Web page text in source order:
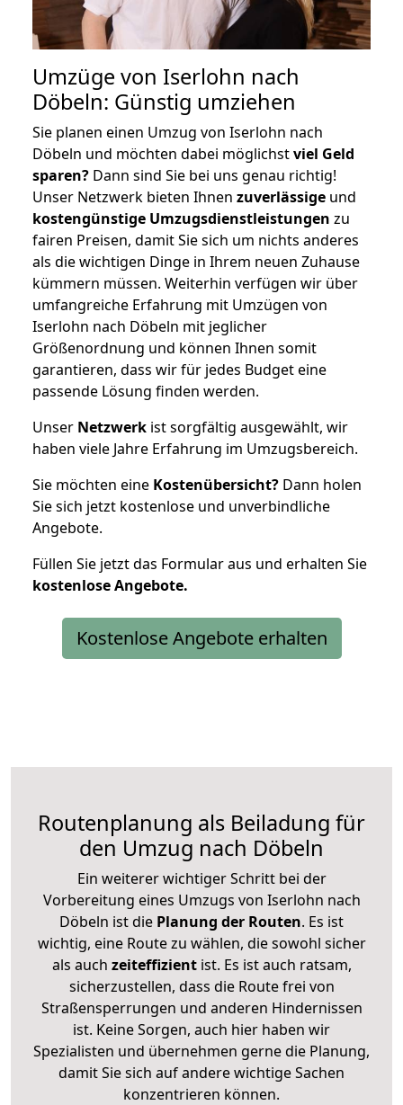
Umzüge von Iserlohn nach
Döbeln: Günstig umziehen
Sie planen einen Umzug von Iserlohn nach
Döbeln und möchten dabei möglichstviel Geld
sparen? Dann sind Sie bei uns genau richtig!
Unser Netzwerk bieten Ihnen zuverlässige und
kostengünstige Umzugsdienstleistungen zu
fairen Preisen, damit Sie sich um nichts anderes
als die wichtigen Dinge in Ihrem neuen Zuhause
kümmern müssen. Weiterhin verfügen wir über
umfangreiche Erfahrung mit Umzügen von
Iserlohn nach Döbeln mit jeglicher
Größenordnung und können Ihnen somit
garantieren, dass wir für jedes Budget eine
passende Lösung finden werden.
Unser Netzwerk ist sorgfältig ausgewählt, wir
haben viele Jahre Erfahrung im Umzugsbereich.
Sie möchten eine Kostenübersicht? Dann holen
Sie sich jetzt kostenlose und unverbindliche
Angebote.
Füllen Sie jetzt das Formular aus und erhalten Sie
kostenloseAngebote.
Kostenlose Angebote erhalten
Routenplanung als Beiladung für
den Umzug nach Döbeln
Ein weiterer wichtiger Schritt bei der
Vorbereitung eines Umzugs von Iserlohn nach
Döbeln ist die Planung der Routen. Es ist
wichtig, eine Route zu wählen, die sowohl sicher
als auch zeiteffizientist. Es ist auch ratsam,
sicherzustellen, dass die Route frei von
Straßensperrungen und anderen Hindernissen
ist. Keine Sorgen, auch hier haben wir
Spezialisten und übernehmen gerne die Planung,
damit Sie sich auf andere wichtige Sachen
konzentrieren können.